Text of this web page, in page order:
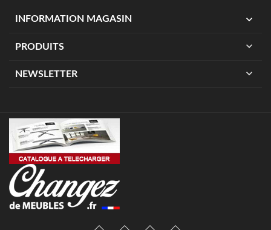
INFORMATION MAGASIN expand_more
PRODUITS expand_more
NEWSLETTER expand_more